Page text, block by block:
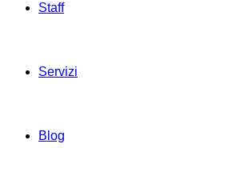
Staff
Servizi
Blog